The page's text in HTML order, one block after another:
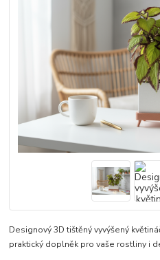
Designový 3D tištěný vyvýšený
praktický doplněk pro vaše rostliny i